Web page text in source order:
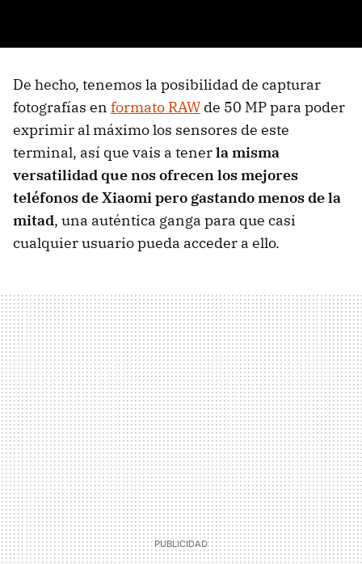
De hecho, tenemos la posibilidad de capturar
fotografías en formato RAW de 50 MP para poder
exprimir al máximo los sensores de este
terminal, así que vais a tenerla misma
versatilidad que nos ofrecen los mejores
teléfonos de Xiaomi pero gastando menos de la
mitad, una auténtica ganga para que casi
cualquier usuario pueda acceder a ello.